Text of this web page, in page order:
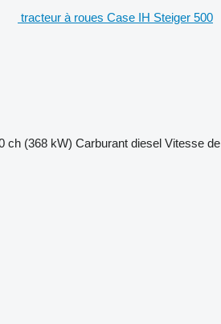
tracteur à roues Case IH Steiger 500
ch (368 kW) Carburant diesel Vitesse de